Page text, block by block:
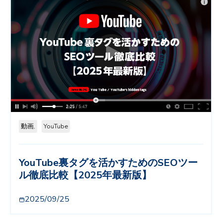
動画, YouTube
YouTube裏タグを活かすためのSEOツー
ル徹底比較【2025年最新版】
2025/09/25